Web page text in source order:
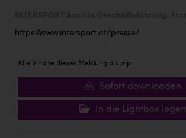
https://www.intersport.at/presse/
Alle Inhalte dieser Meldung als .zip:
Sofort downloaden
In die Lightbox legen